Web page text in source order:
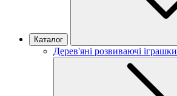
Каталог
Дерев'яні розвиваючі іграшки